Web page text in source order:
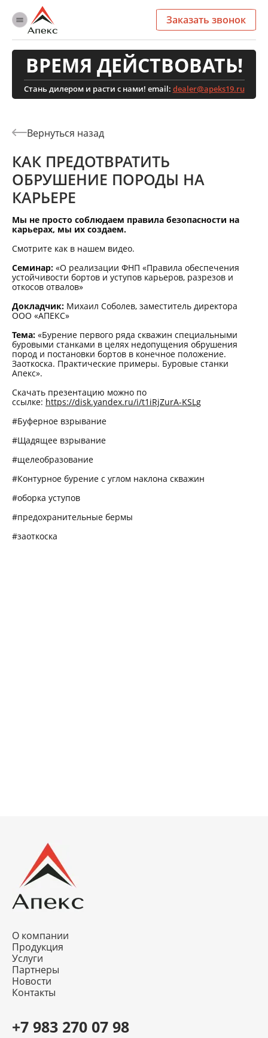
Заказать звонок
ВРЕМЯ ДЕЙСТВОВАТЬ!
Стань дилером и расти с нами! email: dealer@apeks19.ru
КАК ПРЕДОТВРАТИТЬ
ОБРУШЕНИЕ ПОРОДЫ НА
КАРЬЕРЕ
Мы не просто соблюдаем правила безопасности на
карьерах, мы их создаем.
Смотрите как в нашем видео.
Семинар: «О реализации ФНП «Правила обеспечения
устойчивости бортов и уступов карьеров, разрезов и
откосов отвалов»
Докладчик: Михаил Соболев, заместитель директора
ООО «АПЕКС»
Тема: «Бурение первого ряда скважин специальными
буровыми станками в целях недопущения обрушения
пород и постановки бортов в конечное положение.
Заоткоска. Практические примеры. Буровые станки
Апекс».
Скачать презентацию можно по
ссылке: https://disk.yandex.ru/i/t1iRjZurA-KSLg
#Буферное взрывание
#Щадящее взрывание
#щелеобразование
#Контурное бурение с углом наклона скважин
#оборка уступов
#предохранительные бермы
#заоткоска
О компании
Продукция
Услуги
Партнеры
Новости
Контакты
+7 983 270 07 98